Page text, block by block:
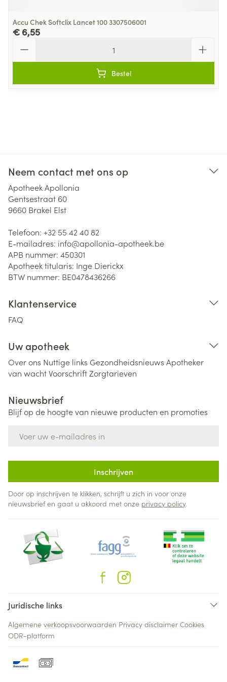
Accu Chek Softclix Lancet 100 3307506001
€ 6,55
Bestel
Neem contact met ons op
Apotheek Apollonia
Gentsestraat 60
9660 Brakel Elst
Telefoon: +32 55 42 40 82
E-mailadres: info@apollonia-apotheek.be
APB nummer: 450301
Apotheek titularis: Inge Dierickx
BTW nummer: BE0478436266
Klantenservice
FAQ
Uw apotheek
Over ons Nuttige links Gezondheidsnieuws Apotheker
van wachtVoorschriftZorgtarieven
Nieuwsbrief
Blijf op de hoogte van nieuwe producten en promoties
Inschrijven
Door op inschrijven te klikken, schrijft u zich in voor onze
nieuwsbrief en gaat u akkoord met onze privacy policy.
Juridische links
Algemene verkoopsvoorwaarden Privacy disclaimer Cookies
ODR-platform